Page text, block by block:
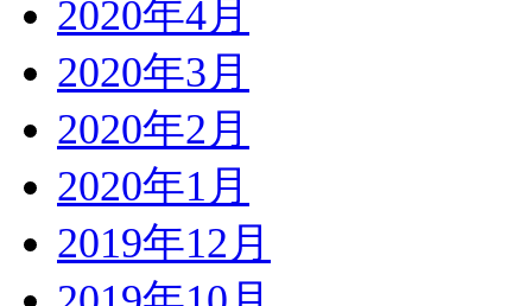
2020年4月
2020年3月
2020年2月
2020年1月
2019年12月